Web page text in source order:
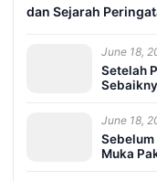
dan Sejarah
June 18,
Setelah
June 18,
Sebelum
Muka